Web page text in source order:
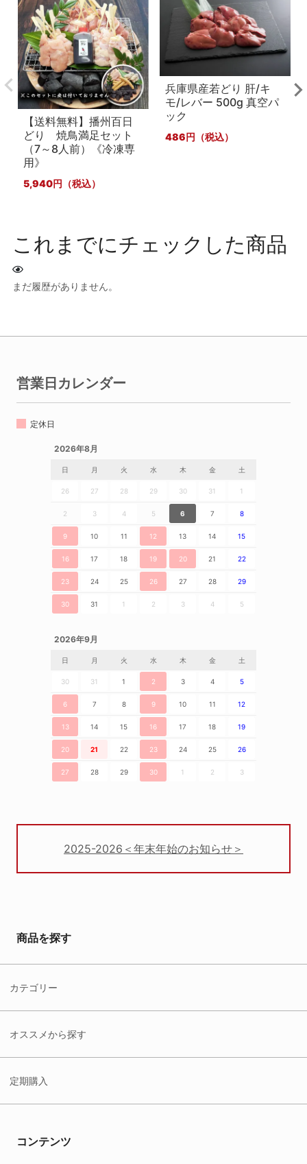
【送料無料】播州百日
どり 焼鳥満足セット
（7～8人前）《冷凍専
用》
5,940
兵庫県産若どり 肝/キ
モ/レバー 500g 真空パ
ック
486
これまでにチェックした商品
まだ履歴がありません。
営業日カレンダー
定休日
2026年8月
日 月 火 水 木 金 土
26 27 28 29 30 31 1
2 3 4 5 6 7 8
9 10 11 12 13 14 15
16 17 18 19 20 21 22
23 24 25 26 27 28 29
30 31 1 2 3 4 5
2026年9月
日 月 火 水 木 金 土
30 31 1 2 3 4 5
6 7 8 9 10 11 12
13 14 15 16 17 18 19
20 21 22 23 24 25 26
27 28 29 30 1 2 3
2025-2026＜年末年始のお知らせ＞
商品を探す
カテゴリー
オススメから探す
定期購入
コンテンツ